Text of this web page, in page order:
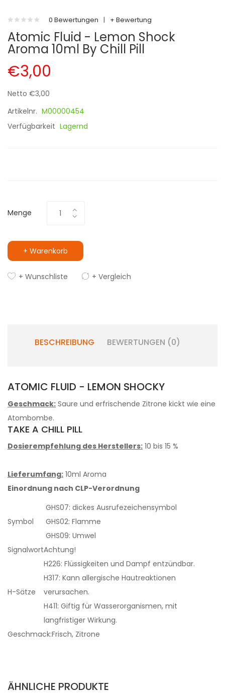
0 Bewertungen | + Bewertung
Atomic Fluid - Lemon Shock
Aroma 10ml By Chill Pill
€3,00
Netto €3,00
Artikelnr. M00000454
Verfügbarkeit Lagernd
Menge
+ Warenkorb
+ Wunschliste + Vergleich
BESCHREIBUNG BEWERTUNGEN (0)
ATOMIC FLUID - LEMON SHOCKY
Geschmack: Saure und erfrischende Zitrone kickt wie eine
Atombombe.
TAKE A CHILL PILL
Dosierempfehlung des Herstellers: 10 bis 15 %
Lieferumfang: 10ml Aroma
Einordnung nach CLP-Verordnung
Symbol
GHS07: dickes Ausrufezeichensymbol
GHS02: Flamme
GHS09: Umwel
SignalwortAchtung!
H-Sätze
H226: Flüssigkeiten und Dampf entzündbar.
H317: Kann allergische Hautreaktionen
verursachen.
H411: Giftig für Wasserorganismen, mit
langfristiger Wirkung.
Geschmack:Frisch, Zitrone
ÄHNLICHE PRODUKTE